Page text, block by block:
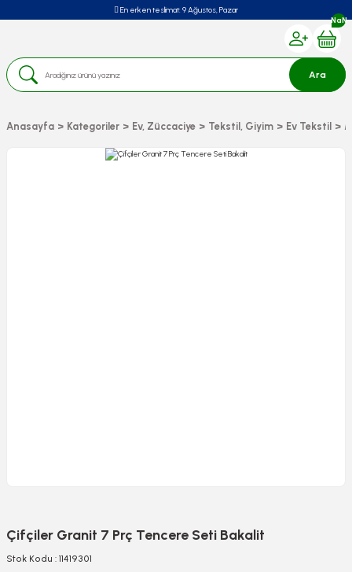
En erken teslimat: 9 Ağustos, Pazar
Ara
NaN
Anasayfa Kategoriler Ev, Züccaciye Tekstil, Giyim Ev Tekstil
Çifçiler Granit 7 Prç Tencere Seti Bakalit
Stok Kodu : 11419301